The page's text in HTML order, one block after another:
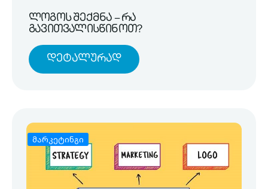
ლოგოს შექმნა – რა
გავითვალისწინოთ?
Დეტალურად
მარკეტინგი